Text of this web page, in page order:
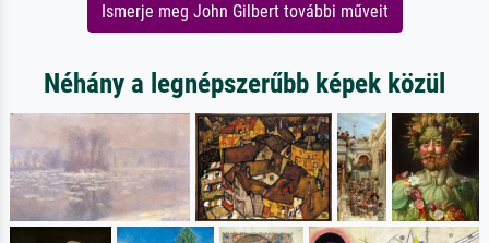
Ismerje meg John Gilbert további műveit
Néhány a legnépszerűbb képek közül